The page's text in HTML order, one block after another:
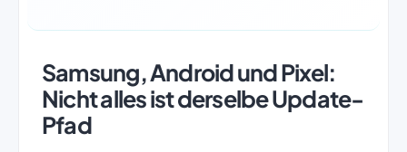
Samsung, Android und Pixel:
Nicht alles ist derselbe Update-
Pfad